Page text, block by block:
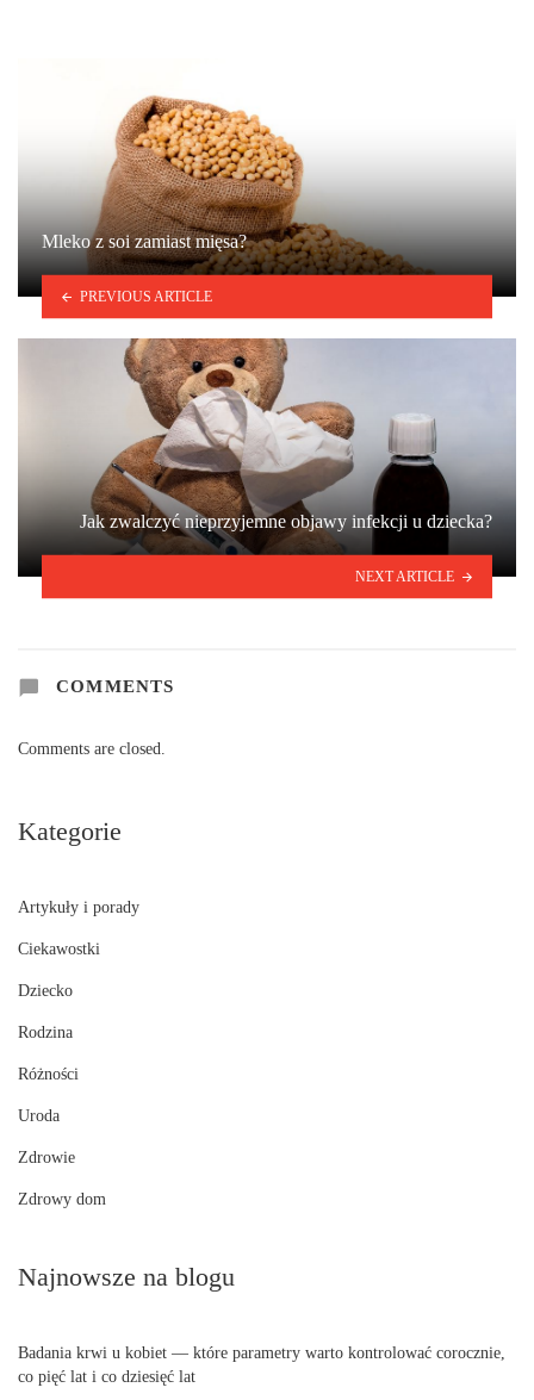
Mleko z soi zamiast mięsa?
PREVIOUS ARTICLE
Jak zwalczyć nieprzyjemne objawy infekcji u dziecka?
NEXT ARTICLE
COMMENTS
Comments are closed.
Kategorie
Artykuły i porady
Ciekawostki
Dziecko
Rodzina
Różności
Uroda
Zdrowie
Zdrowy dom
Najnowsze na blogu
Badania krwi u kobiet — które parametry warto kontrolować corocznie,
co pięć lat i co dziesięć lat